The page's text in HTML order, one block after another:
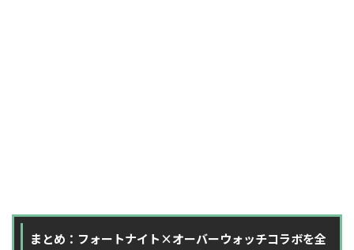
まとめ：フォートナイト×オーバーウォッチコラボを全